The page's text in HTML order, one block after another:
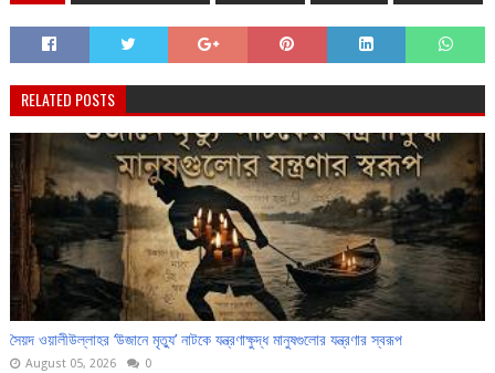
RELATED POSTS
সৈয়দ ওয়ালীউল্লাহর ‘উজানে মৃত্যু’ নাটকে যন্ত্রণাক্ষুদ্ধ মানুষগুলোর যন্ত্রণার স্বরূপ
August 05, 2026 0